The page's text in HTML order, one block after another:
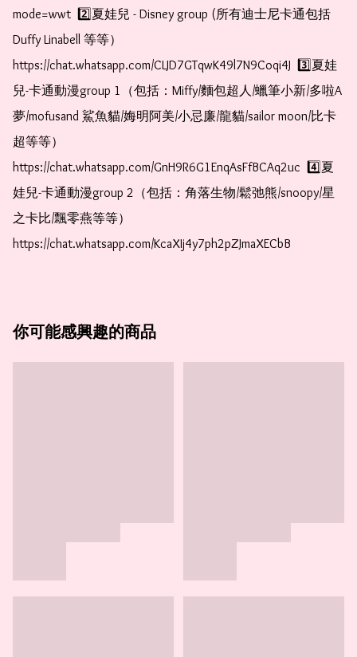
mode=wwt  2️⃣夏娃兒 - Disney group (所有迪士尼卡通包括
Duffy Linabell 等等）
https://chat.whatsapp.com/CLJD7GTqwK49l7N9Coqi4J  3️⃣夏娃
兒-卡通動漫group 1（包括：Miffy/麵包超人/蠟筆小新/多啦A
夢/mofusand 鯊魚貓/娒明阿美/小忌廉/龍貓/sailor moon/比卡
超等等）
https://chat.whatsapp.com/GnH9R6G1EnqAsFfBCAq2uc  4️⃣夏
娃兒-卡通動漫group 2（包括：角落生物/鬆弛熊/snoopy/星
之卡比/飄零燕等等）
https://chat.whatsapp.com/KcaXIj4y7ph2pZJmaXECbB
你可能感興趣的商品